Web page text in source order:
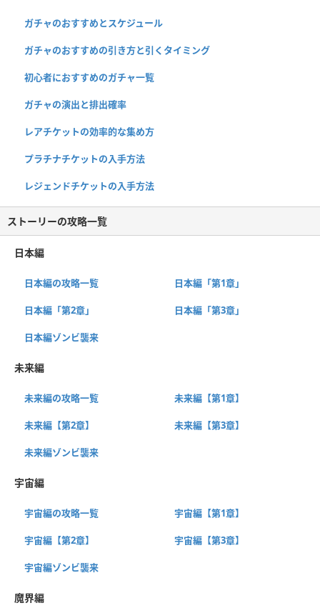
ガチャのおすすめとスケジュール
ガチャのおすすめの引き方と引くタイミング
初心者におすすめのガチャ一覧
ガチャの演出と排出確率
レアチケットの効率的な集め方
プラチナチケットの入手方法
レジェンドチケットの入手方法
ストーリーの攻略一覧
日本編
日本編の攻略一覧 日本編「第1章」
日本編「第2章」 日本編「第3章」
日本編ゾンビ襲来
未来編
未来編の攻略一覧 未来編【第1章】
未来編【第2章】 未来編【第3章】
未来編ゾンビ襲来
宇宙編
宇宙編の攻略一覧 宇宙編【第1章】
宇宙編【第2章】 宇宙編【第3章】
宇宙編ゾンビ襲来
魔界編